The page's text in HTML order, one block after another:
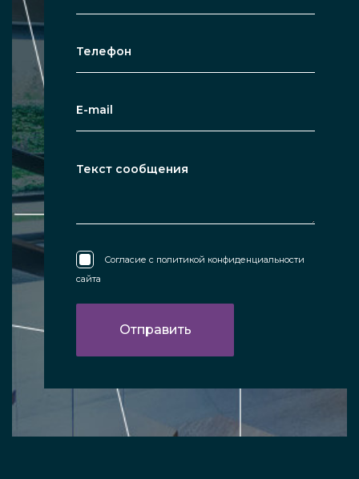
Согласие с политикой конфиденциальности
сайта